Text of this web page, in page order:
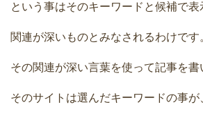
という事はそのキーワードと候補で表
関連が深いものとみなされるわけです
その関連が深い言葉を使って記事を書
そのサイトは選んだキーワードの事が